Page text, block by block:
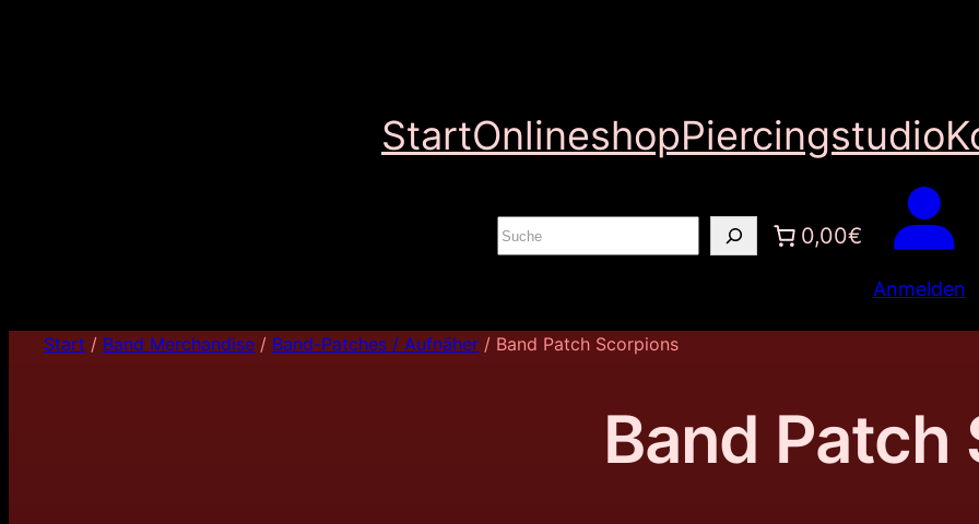
StartOnlineshopPiercingstudio
S
u
e
0,00€
Anmelden
Start / Band Merchandise / Band-Patches / Aufnäher / Band Patch Scorpions
Band Patch